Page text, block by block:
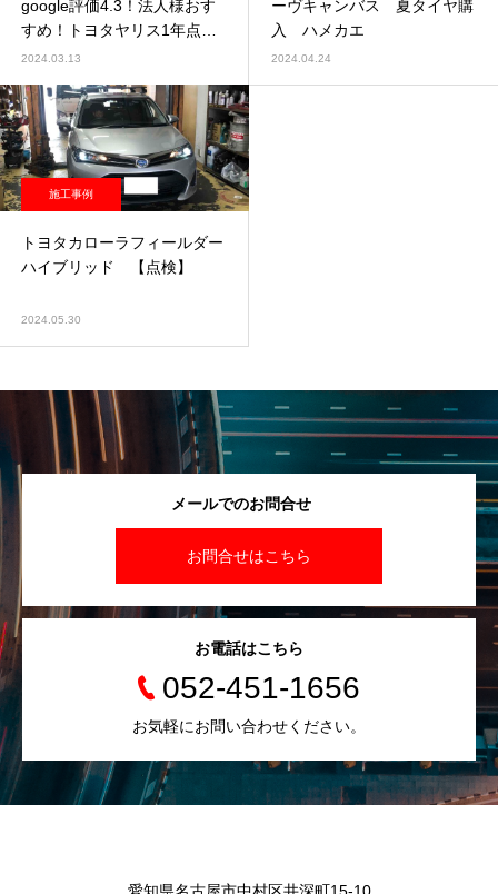
google評価4.3！法人様おす
すめ！トヨタヤリス1年点検
【即日点検】
2024.03.13
ーヴキャンバス 夏タイヤ購
入 ハメカエ
2024.04.24
施工事例
トヨタカローラフィールダー
ハイブリッド 【点検】
2024.05.30
メールでのお問合せ
お問合せはこちら
お電話はこちら
052-451-1656
お気軽にお問い合わせください。